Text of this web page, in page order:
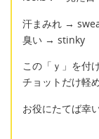
汗まみれ →
臭い → stinky
この「ｙ」を付
チョットだけ軽
お役にたてば幸